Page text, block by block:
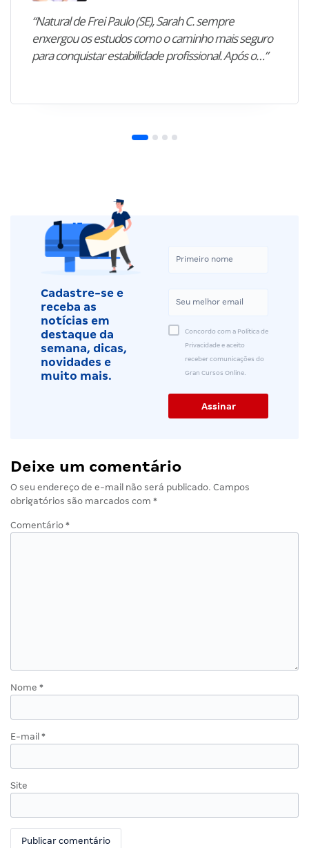
“Natural de Frei Paulo (SE), Sarah C. sempre
enxergou os estudos como o caminho mais seguro
para conquistar estabilidade profissional. Após o…”
Cadastre-se e
receba as
notícias em
destaque da
semana, dicas,
novidades e
muito mais.
Concordo com a Política de
Privacidade e aceito
receber comunicações do
Gran Cursos Online.
Deixe um comentário
O seu endereço de e-mail não será publicado. Campos
obrigatórios são marcados com *
Comentário *
Nome *
E-mail *
Site